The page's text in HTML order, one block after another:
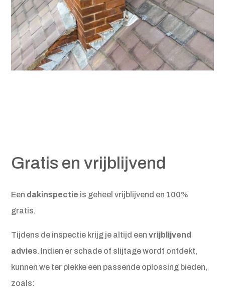
Gratis en vrijblijvend
Een dakinspectie is geheel vrijblijvend en 100%
gratis.
Tijdens de inspectie krijg je altijd eenvrijblijvend
advies. Indien er schade of slijtage wordt ontdekt,
kunnen we ter plekke een passende oplossing bieden,
zoals: